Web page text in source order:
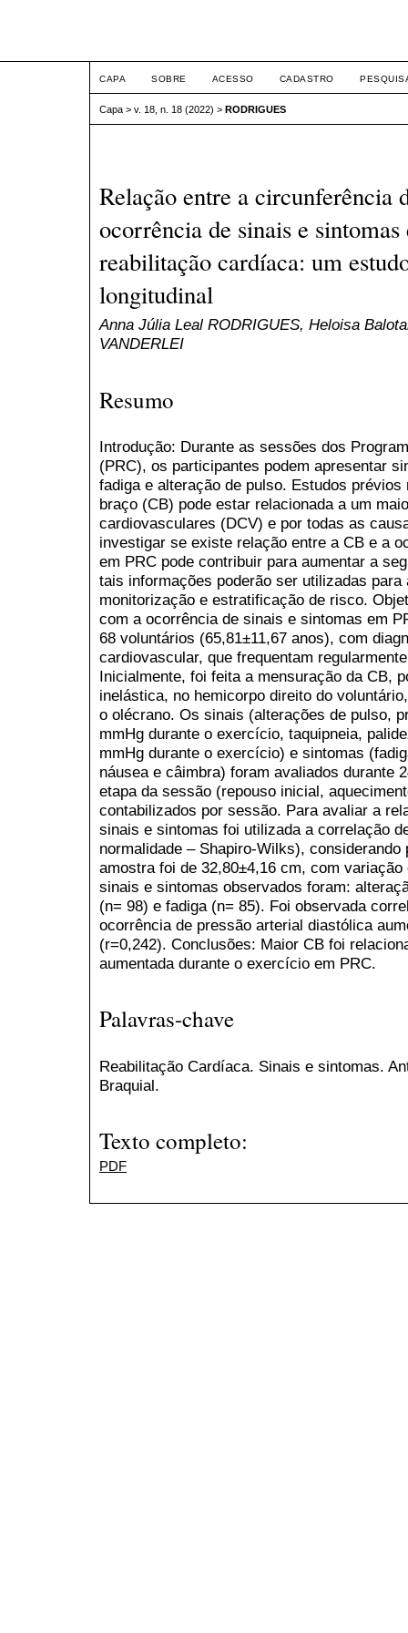
CAPA SOBRE ACESSO CADASTRO
Capa > v. 18, n. 18 (2022) > RODRIGUES
Relação entre a circunferência
ocorrência de sinais e
reabilitação cardíaca: um
longitudinal
Anna Júlia Leal RODRIGUES, Heloisa
VANDERLEI
Resumo
Introdução: Durante as sessões dos
(PRC), os participantes podem apresentar
fadiga e alteração de pulso. Estudos
braço (CB) pode estar relacionada a um
cardiovasculares (DCV) e por todas as
investigar se existe relação entre a CB e a
em PRC pode contribuir para aumentar a
tais informações poderão ser utilizadas
monitorização e estratificação de risco.
com a ocorrência de sinais e sintomas em
68 voluntários (65,81±11,67 anos), com
cardiovascular, que frequentam
Inicialmente, foi feita a mensuração da CB,
inelástica, no hemicorpo direito do
o olécrano. Os sinais (alterações de pulso,
mmHg durante o exercício, taquipneia,
mmHg durante o exercício) e sintomas
náusea e câimbra) foram avaliados durante
etapa da sessão (repouso inicial,
contabilizados por sessão. Para avaliar a
sinais e sintomas foi utilizada a correlação
normalidade – Shapiro-Wilks),
amostra foi de 32,80±4,16 cm, com
sinais e sintomas observados foram:
(n= 98) e fadiga (n= 85). Foi observada
ocorrência de pressão arterial diastólica
(r=0,242). Conclusões: Maior CB foi
aumentada durante o exercício em PRC.
Palavras-chave
Reabilitação Cardíaca. Sinais e sintomas.
Braquial.
Texto completo:
PDF